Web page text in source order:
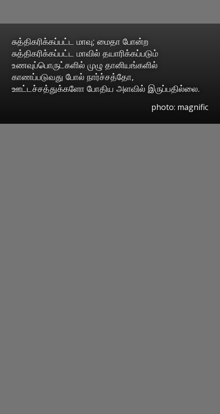
சுத்திகரிக்கப்பட்ட மாவு; மைதா போன்ற
சுத்திகரிக்கப்பட்ட மாவில் தயாரிக்கப்படும்
உணவுப்பொருட்களில் முழு தானியங்களில்
காணப்படுவது போல் நார்ச்சத்தோ,
ஊட்டச்சத்துக்களோ போதிய அளவில் இருப்பதில்லை.
photo: magnific